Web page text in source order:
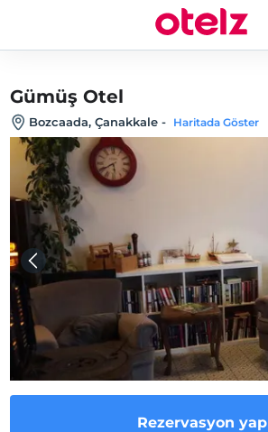
Gümüş Otel
Bozcaada, Çanakkale - Haritada Göster
Rezervasyon yap